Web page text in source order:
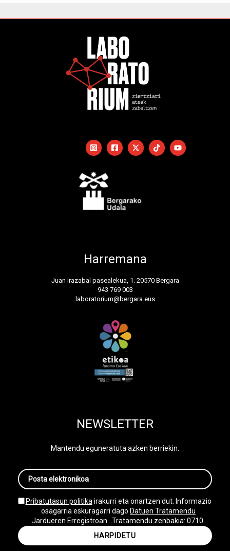
Harremana
Juan Irazabal pasealekua, 1. 20570 Bergara
943 769 003
laboratorium@bergara.eus
NEWSLETTER
Mantendu eguneratuta azken berriekin.
Pribatutasun politika irakurri eta onartzen dut. Informazio
osagarria eskuragarri dago Datuen Tratamendu
Jardueren Erregistroan
. Tratamendu zenbakia: 0710.
HARPIDETU